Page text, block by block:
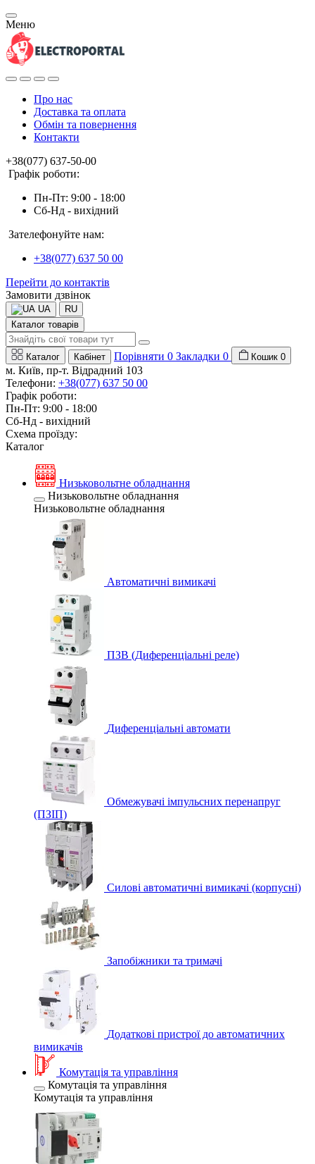
Меню
Про нас
Доставка та оплата
Обмін та повернення
Контакти
+38(077) 637-50-00
Графік роботи:
Пн-Пт: 9:00 - 18:00
Сб-Нд - вихідний
Зателефонуйте нам:
+38(077) 637 50 00
Перейти до контактів
Замовити дзвінок
UA
RU
Каталог товарів
Каталог Кабінет Порівняти 0 Закладки 0 Кошик 0
м. Київ, пр-т. Відрадний 103
Телефони: +38(077) 637 50 00
Графік роботи:
Пн-Пт: 9:00 - 18:00
Сб-Нд - вихідний
Схема проїзду:
Каталог
Низьковольтне обладнання
Низьковольтне обладнання
Низьковольтне обладнання
Автоматичні вимикачі
ПЗВ (Диференціальні реле)
Диференціальні автомати
Обмежувачі імпульсних перенапруг
(ПЗІП)
Силові автоматичні вимикачі (корпусні)
Запобіжники та тримачі
Додаткові пристрої до автоматичних
вимикачів
Комутація та управління
Комутація та управління
Комутація та управління